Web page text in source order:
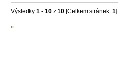
Výsledky 1 - 10 z 10 [Celkem stránek: 1]
«